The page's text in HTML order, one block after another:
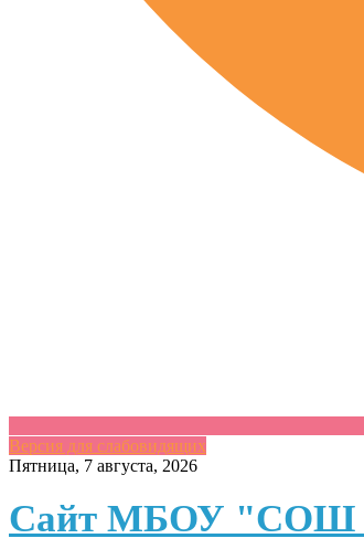
Версия для слабовидящих
Skip
content
Пятница, 7 августа, 2026
Сайт МБОУ "СОШ